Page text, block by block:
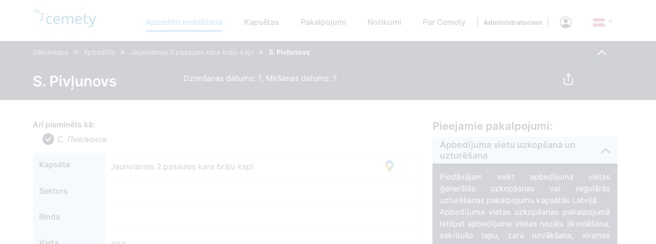
Apbedīto meklēšana Kapsētas Pakalpojumi Notikumi Par Cemety Administratoriem
Sākumlapa > Apbedītie > Jaunolaines 2.pasaules kara brāļu kapi > S. Pivļunovs
S. Pivļunovs Dzimšanas datums: ?, Miršanas datums: ?
Arī pieminēts kā:
С. Пивлюнов
Kapsēta Jaunolaines 2.pasaules kara brāļu kapi
Sektors
Rinda
Pieejamie pakalpojumi:
Apbedījuma vietu uzkopšana un
uzturēšana
Piedāvājam veikt apbedījuma vietas
ģenerālās uzkopšanas vai regulārās
uzturēšanas pakalpojumu kapsētās Latvijā.
Apbedījuma vietas uzkopšanas pakalpojumā
ietilpst apbedījuma vietas nezāļu likvidēšana,
sakritušo lapu, zaru novākšana, virsmas